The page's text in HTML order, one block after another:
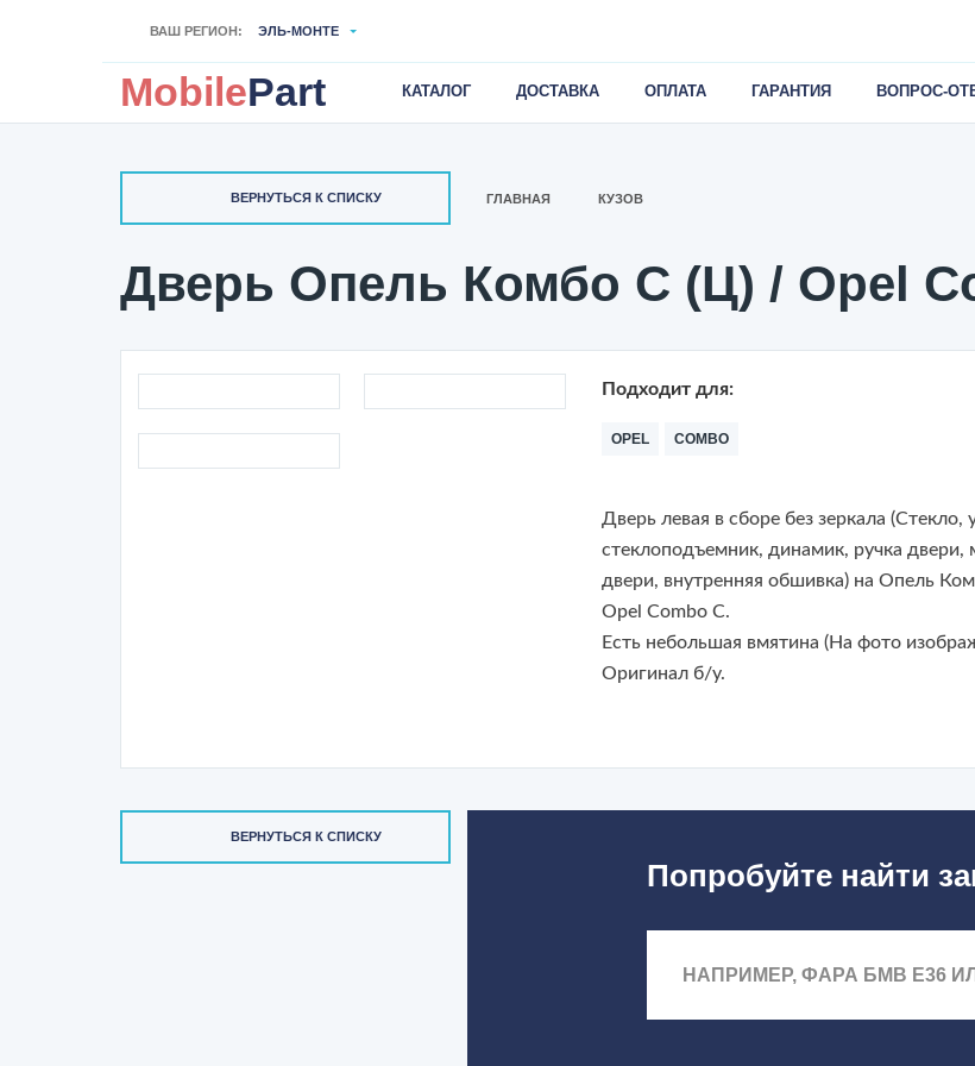
ВАШ РЕГИОН: ЭЛЬ-МОНТЕ
MobilePart КАТАЛОГ ДОСТАВКА ОПЛАТА ГАРАНТИЯ ВОПРОС-
ВЕРНУТЬСЯ К СПИСКУ ГЛАВНАЯ КУЗОВ
Дверь Опель Комбо С (Ц) / Opel
Подходит для:
OPEL COMBO
Дверь левая в сборе без зеркала (Стекло,
стеклоподъемник, динамик, ручка двери,
двери, внутренняя обшивка) на Опель
Opel Combo C.
Есть небольшая вмятина (На фото
Оригинал б/у.
ВЕРНУТЬСЯ К СПИСКУ
Попробуйте найти